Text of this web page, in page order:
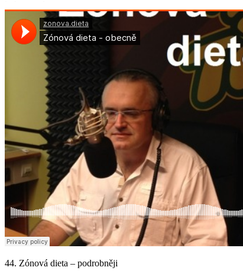
44. Zónová dieta – podrobněji